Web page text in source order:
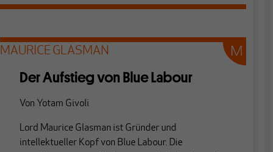
MAURICE GLASMAN
Der Aufstieg von Blue Labour
Von Yotam Givoli
Lord Maurice Glasman ist Gründer und
intellektueller Kopf von Blue Labour. Die